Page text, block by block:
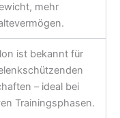
mehr
ist bekannt für
– ideal bei
Trainingsphasen.